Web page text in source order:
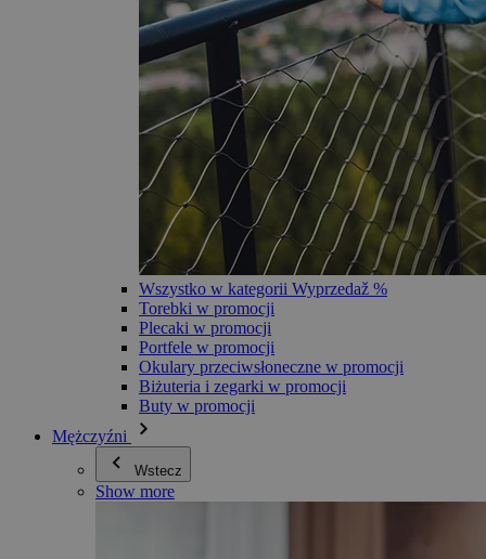
Wszystko w kategorii Wyprzedaž %
Torebki w promocji
Plecaki w promocji
Portfele w promocji
Okulary przeciwsłoneczne w promocji
Biżuteria i zegarki w promocji
Buty w promocji
Mężczyźni
Wstecz
Show more